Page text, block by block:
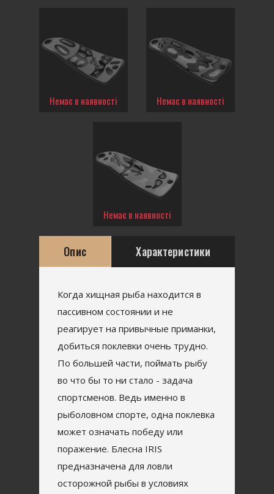
Немає в наявності Немає в наявності
Немає в наявності
Опис Характеристики
Когда хищная рыба находится в
пассивном состоянии и не
реагирует на привычные приманки,
добиться поклевки очень трудно.
По большей части, поймать рыбу
во что бы то ни стало - задача
спортсменов. Ведь именно в
рыболовном спорте, одна поклевка
может означать победу или
поражение. Блесна IRIS
предназначена для ловли
осторожной рыбы в условиях